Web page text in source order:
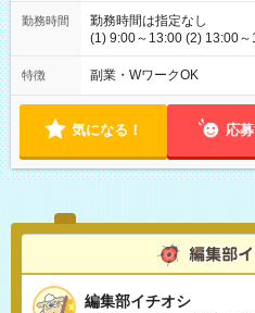
勤務時間
勤務時間は指定なし
(1) 9:00～13:00 (2) 13:00～17:00 週3日～４日出勤
水土日出勤可能な方歓迎！
時間も要相談いたします 上
特徴 副業・WワークOK
気になる！ 応
編集部イチオシ